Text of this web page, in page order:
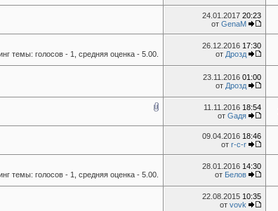
24.01.2017 20:23
от GenaM
26.12.2016 17:30
от Дрозд
23.11.2016 01:00
от Дрозд
11.11.2016 18:54
от Gaдя
09.04.2016 18:46
от r-c-r
28.01.2016 14:30
от Белов
22.08.2015 10:35
от vovk